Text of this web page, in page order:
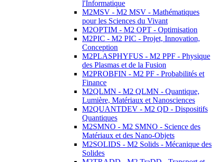
l'Informatique
M2MSV - M2 MSV - Mathématiques
pour les Sciences du Vivant
M2OPTIM - M2 OPT - Optimisation
M2PIC - M2 PIC - Projet, Innovation,
Conception
M2PLASPHYFUS - M2 PPF - Physique
des Plasmas et de la Fusion
M2PROBFIN - M2 PF - Probabilités et
Finance
M2QLMN - M2 QLMN - Quantique,
Lumière, Matériaux et Nanosciences
M2QUANTDEV - M2 QD - Dispositifs
Quantiques
M2SMNO - M2 SMNO - Science des
Matériaux et des Nano-Objets
M2SOLIDS - M2 Solids - Mécanique des
Solides